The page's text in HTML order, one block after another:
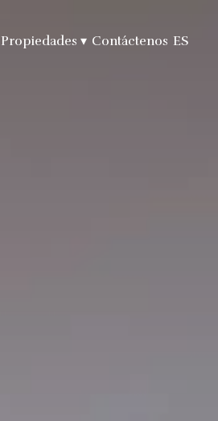
Propiedades ▾ Contáctenos ES